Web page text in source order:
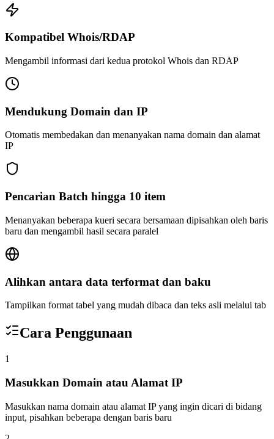
Kompatibel Whois/RDAP
Mengambil informasi dari kedua protokol Whois dan RDAP
Mendukung Domain dan IP
Otomatis membedakan dan menanyakan nama domain dan alamat
IP
Pencarian Batch hingga 10 item
Menanyakan beberapa kueri secara bersamaan dipisahkan oleh baris
baru dan mengambil hasil secara paralel
Alihkan antara data terformat dan baku
Tampilkan format tabel yang mudah dibaca dan teks asli melalui tab
Cara Penggunaan
1
Masukkan Domain atau Alamat IP
Masukkan nama domain atau alamat IP yang ingin dicari di bidang
input, pisahkan beberapa dengan baris baru